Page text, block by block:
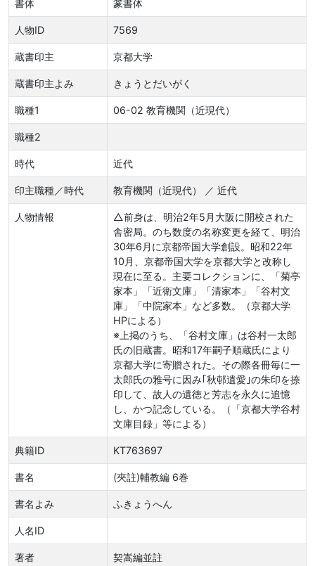
書体 篆書体
人物ID 7569
蔵書印主 京都大学
蔵書印主よみ きょうとだいがく
職種1 06-02 教育機関（近現代）
職種2
時代 近代
印主職種／時代 教育機関（近現代） ／ 近代
人物情報
△前身は、明治2年5月大阪に開校された
舎密局。のち数度の名称変更を経て、明治
30年6月に京都帝国大学創設。昭和22年
10月、京都帝国大学を京都大学と改称し
現在に至る。主要コレクションに、「菊亭
家本」「近衛文庫」「清家本」「谷村文
庫」「中院家本」など多数。（京都大学
HPによる）
※上掲のうち、「谷村文庫」は谷村一太郎
氏の旧蔵書。昭和17年嗣子順蔵氏により
京都大学に寄贈された。その際各冊毎に一
太郎氏の雅号に因み｢秋邨遺愛｣の朱印を捺
印して、故人の遺徳と芳志を永久に追憶
し、かつ記念している。（「京都大学谷村
文庫目録」等による）
典籍ID KT763697
書名 (夾註)輔教編 6巻
書名よみ ふきょうへん
人名ID
著者 契嵩編並註